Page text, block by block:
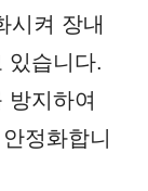
시켜 장내
있습니다.
방지하여
정화합니